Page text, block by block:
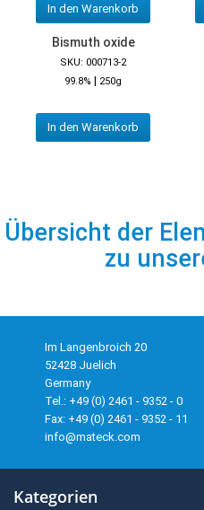
In den Warenkorb
Bismuth oxide
SKU: 000713-2
99.8% | 250g
In den Warenkorb
Übersicht der
zu
Im Langenbroich 20
52428 Juelich
Germany
Tel.: +49 (0) 2461 - 9352 - 0
Fax: +49 (0) 2461 - 9352 - 11
info@mateck.com
Kategorien